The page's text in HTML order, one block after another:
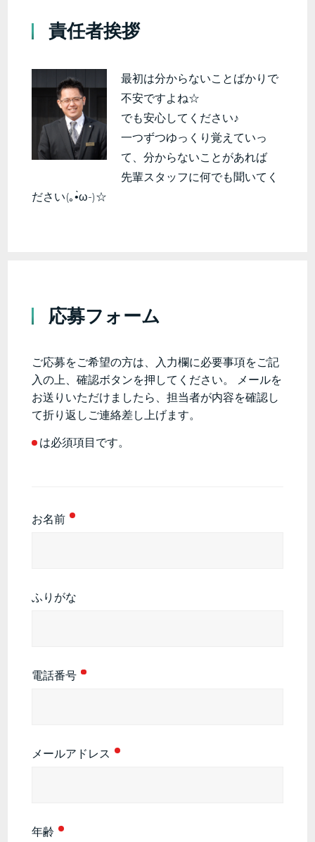
責任者挨拶
最初は分からないことばかりで
不安ですよね☆
でも安心してください♪
一つずつゆっくり覚えていっ
て、分からないことがあれば
先輩スタッフに何でも聞いてく
ださい(｡•̀ω-)☆
応募フォーム
ご応募をご希望の方は、入力欄に必要事項をご記
入の上、確認ボタンを押してください。 メールを
お送りいただけましたら、担当者が内容を確認し
て折り返しご連絡差し上げます。
は必須項目です。
お名前
ふりがな
電話番号
メールアドレス
年齢